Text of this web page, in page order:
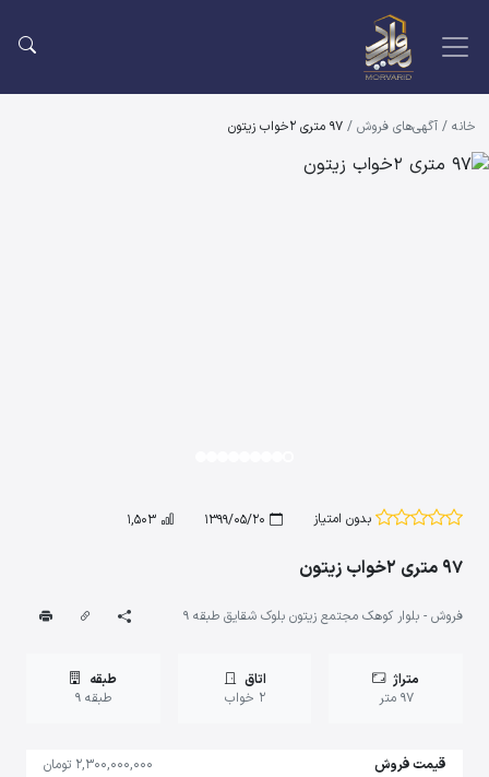
خانه / آگهی‌های فروش / 97 متری 2خواب زیتون
بدون امتیاز
97 متری 2خواب زیتون
فروش - بلوار کوهک مجتمع زیتون بلوک شقایق طبقه 9
متراژ
97 متر
اتاق
2 خواب
طبقه
طبقه 9
قیمت فروش 2,300,000,000 تومان